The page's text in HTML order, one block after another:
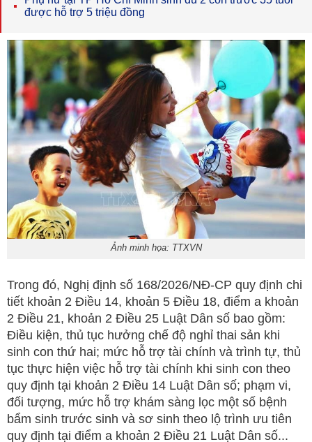
được hỗ trợ 5 triệu đồng
Ảnh minh họa: TTXVN
Trong đó, Nghị định số 168/2026/NĐ-CP quy định chi
tiết khoản 2 Điều 14, khoản 5 Điều 18, điểm a khoản
2 Điều 21, khoản 2 Điều 25 Luật Dân số bao gồm:
Điều kiện, thủ tục hưởng chế độ nghỉ thai sản khi
sinh con thứ hai; mức hỗ trợ tài chính và trình tự, thủ
tục thực hiện việc hỗ trợ tài chính khi sinh con theo
quy định tại khoản 2 Điều 14 Luật Dân số; phạm vi,
đối tượng, mức hỗ trợ khám sàng lọc một số bệnh
bẩm sinh trước sinh và sơ sinh theo lộ trình ưu tiên
quy định tại điểm a khoản 2 Điều 21 Luật Dân số...